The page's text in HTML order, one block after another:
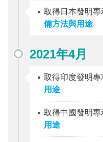
取得日本發明專
備方法與用途
2021年4月
取得印度發明專
用途
取得中國發明專
用途